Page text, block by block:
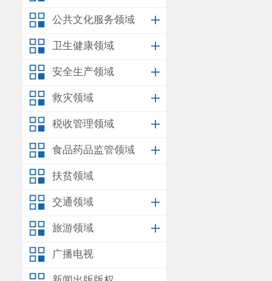
公共文化服务领域
卫生健康领域
安全生产领域
救灾领域
税收管理领域
食品药品监管领域
扶贫领域
交通领域
旅游领域
广播电视